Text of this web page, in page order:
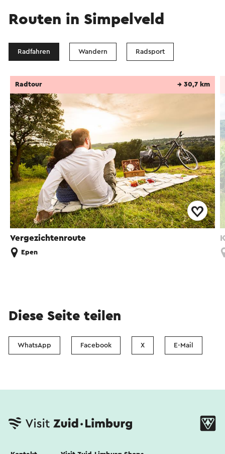
Routen in Simpelveld
Radfahren Wandern Radsport
Vergezichtenroute
Radtour → 30,7 km
Epen
Diese Seite teilen
WhatsApp Facebook X E-Mail